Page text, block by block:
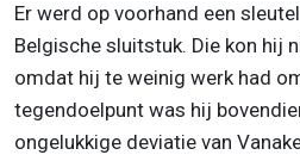
Er werd op voorhand een
Belgische sluitstuk. Die kon hij
omdat hij te weinig werk had
tegendoelpunt was hij
ongelukkige deviatie van